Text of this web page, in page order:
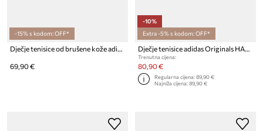
-15% s kodom: OFF*
Dječje tenisice od brušene kože adidas Originals HANDBALL SPEZIAL
69,90 €
-10%
Extra -5% s kodom: OFF*
Dječje tenisice adidas Originals HANDBALL SPEZIAL
Trenutna cijena:
80,90 €
Regularna cijena:89,90 €
Najniža cijena:89,90 €